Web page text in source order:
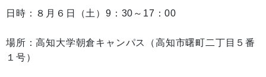
日時：８月６日（土）9：30～17：00
場所：高知大学朝倉キャンパス（高知市曙町二丁目５番
１号）